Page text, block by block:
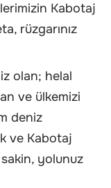
Kabotaj
rüzgarınız
olan; helal
ve ülkemizi
deniz
ve Kabotaj
sakin, yolunuz